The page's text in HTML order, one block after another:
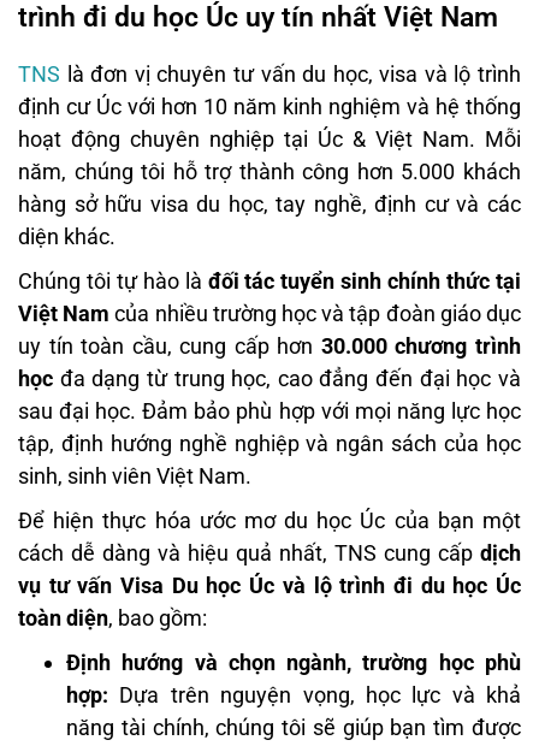
trình đi du học Úc uy tín nhất Việt Nam
TNS là đơn vị chuyên tư vấn du học, visa và lộ trình
định cư Úc với hơn 10 năm kinh nghiệm và hệ thống
hoạt động chuyên nghiệp tại Úc & Việt Nam. Mỗi
năm, chúng tôi hỗ trợ thành công hơn 5.000 khách
hàng sở hữu visa du học, tay nghề, định cư và các
diện khác.
Chúng tôi tự hào là đối tác tuyển sinh chính thức tại
Việt Nam của nhiều trường học và tập đoàn giáo dục
uy tín toàn cầu, cung cấp hơn 30.000 chương trình
học đa dạng từ trung học, cao đẳng đến đại học và
sau đại học. Đảm bảo phù hợp với mọi năng lực học
tập, định hướng nghề nghiệp và ngân sách của học
sinh, sinh viên Việt Nam.
Để hiện thực hóa ước mơ du học Úc của bạn một
cách dễ dàng và hiệu quả nhất, TNS cung cấp dịch
vụ tư vấn Visa Du học Úc và lộ trình đi du học Úc
toàn diện, bao gồm:
Định hướng và chọn ngành, trường học phù
hợp: Dựa trên nguyện vọng, học lực và khả
năng tài chính, chúng tôi sẽ giúp bạn tìm được